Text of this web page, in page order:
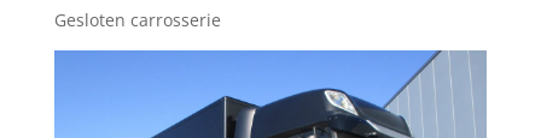
Gesloten carrosserie